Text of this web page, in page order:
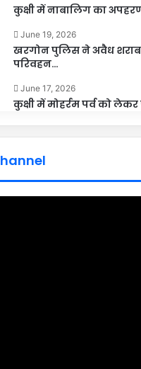
कुक्षी में नाबालिग का
June 19, 2026
खरगोन पुलिस ने अवैध
परिवहन…
June 17, 2026
कुक्षी में मोहर्रम पर्व को